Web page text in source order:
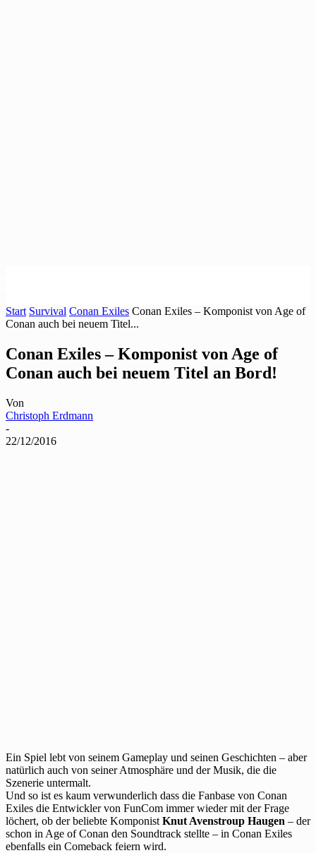
Start Survival Conan Exiles Conan Exiles – Komponist von Age of
Conan auch bei neuem Titel...
Conan Exiles – Komponist von Age of
Conan auch bei neuem Titel an Bord!
Von
Christoph Erdmann
-
22/12/2016
Ein Spiel lebt von seinem Gameplay und seinen Geschichten – aber
natürlich auch von seiner Atmosphäre und der Musik, die die
Szenerie untermalt.
Und so ist es kaum verwunderlich dass die Fanbase von Conan
Exiles die Entwickler von FunCom immer wieder mit der Frage
löchert, ob der beliebte Komponist Knut Avenstroup Haugen – der
schon in Age of Conan den Soundtrack stellte – in Conan Exiles
ebenfalls ein Comeback feiern wird.